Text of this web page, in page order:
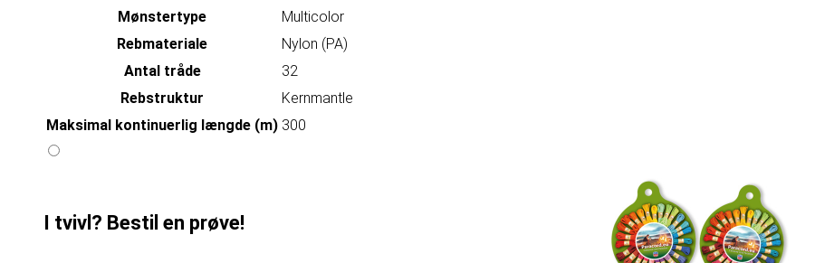
Mønstertype
Multicolor
Rebmateriale
Nylon (PA)
Antal tråde
32
Rebstruktur
Kernmantle
Maksimal kontinuerlig længde (m) 300
I tvivl? Bestil en prøve!